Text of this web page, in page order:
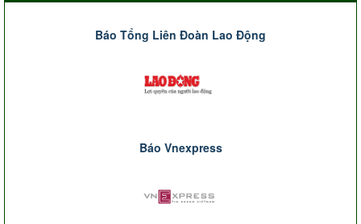
Báo Tổng Liên Đoàn Lao Động
Báo Vnexpress